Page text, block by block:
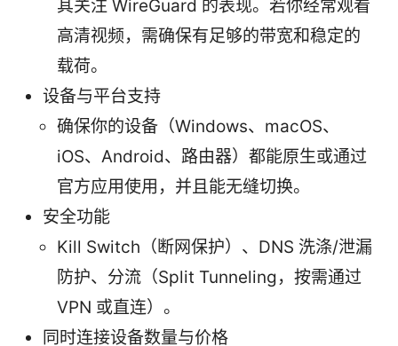
其关注 WireGuard 的表现。若你经常观看
高清视频，需确保有足够的带宽和稳定的
载荷。
设备与平台支持
确保你的设备（Windows、macOS、
iOS、Android、路由器）都能原生或通过
官方应用使用，并且能无缝切换。
安全功能
Kill Switch（断网保护）、DNS 洗涤/泄漏
防护、分流（Split Tunneling，按需通过
VPN 或直连）。
同时连接设备数量与价格